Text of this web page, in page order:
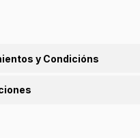
y Condicións